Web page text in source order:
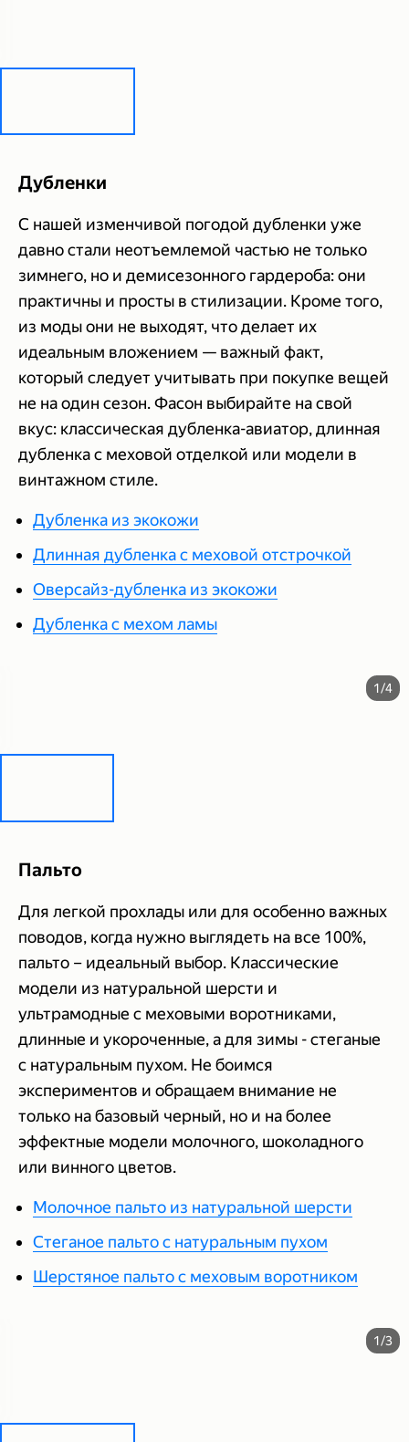
Дубленки
С нашей изменчивой погодой дубленки уже
давно стали неотъемлемой частью не только
зимнего, но и демисезонного гардероба: они
практичны и просты в стилизации. Кроме того,
из моды они не выходят, что делает их
идеальным вложением — важный факт,
который следует учитывать при покупке вещей
не на один сезон. Фасон выбирайте на свой
вкус: классическая дубленка-авиатор, длинная
дубленка с меховой отделкой или модели в
винтажном стиле.
Дубленка из экокожи
Длинная дубленка с меховой отстрочкой
Оверсайз-дубленка из экокожи
Дубленка с мехом ламы
1/4
Пальто
Для легкой прохлады или для особенно важных
поводов, когда нужно выглядеть на все 100%,
пальто – идеальный выбор. Классические
модели из натуральной шерсти и
ультрамодные с меховыми воротниками,
длинные и укороченные, а для зимы - стеганые
с натуральным пухом. Не боимся
экспериментов и обращаем внимание не
только на базовый черный, но и на более
эффектные модели молочного, шоколадного
или винного цветов.
Молочное пальто из натуральной шерсти
Стеганое пальто с натуральным пухом
Шерстяное пальто с меховым воротником
1/3